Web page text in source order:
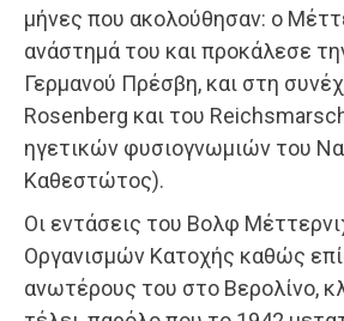
μήνες που ακολούθησαν: ο
ανάστημά του και προκάλεσε
Γερμανού Πρέσβη, και στη
Rosenberg και του
ηγετικών φυσιογνωμιών του
Καθεστώτος).
Οι εντάσεις του Βολφ
Οργανισμών Κατοχής καθώς
ανωτέρους του στο Βερολίνο,